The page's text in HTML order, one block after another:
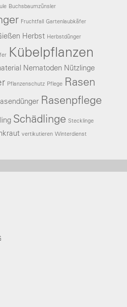
Buchsbaumzünsler
Fruchtfall Gartenlaubkäfer
Herbst Herbstdünger
Kübelpflanzen
Nematoden Nützlinge
Pflanzenschutz Pflege Rasen
Rasenpflege
Schädlinge Stecklinge
vertikutieren Winterdienst